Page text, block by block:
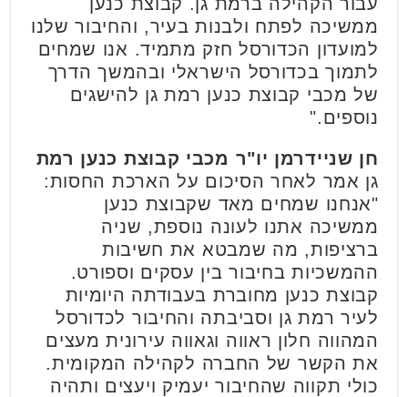
ממשיכה לפתח ולבנות בעיר, והחיבור שלנו
למועדון הכדורסל חזק מתמיד. אנו שמחים
לתמוך בכדורסל הישראלי ובהמשך הדרך
של מכבי קבוצת כנען רמת גן להישגים
נוספים."
חן שניידרמן יו"ר מכבי קבוצת כנען רמת
גן אמר לאחר הסיכום על הארכת החסות:
"אנחנו שמחים מאד שקבוצת כנען
ממשיכה אתנו לעונה נוספת, שניה
ברציפות, מה שמבטא את חשיבות
ההמשכיות בחיבור בין עסקים וספורט.
קבוצת כנען מחוברת בעבודתה היומיות
לעיר רמת גן וסביבתה והחיבור לכדורסל
המהווה חלון ראווה וגאווה עירונית מעצים
את הקשר של החברה לקהילה המקומית.
כולי תקווה שהחיבור יעמיק ויעצים ותהיה